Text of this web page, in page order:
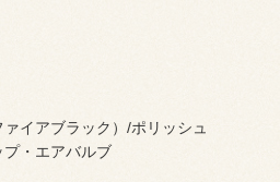
イアブラック）/ポリッシュ
・エアバルブ